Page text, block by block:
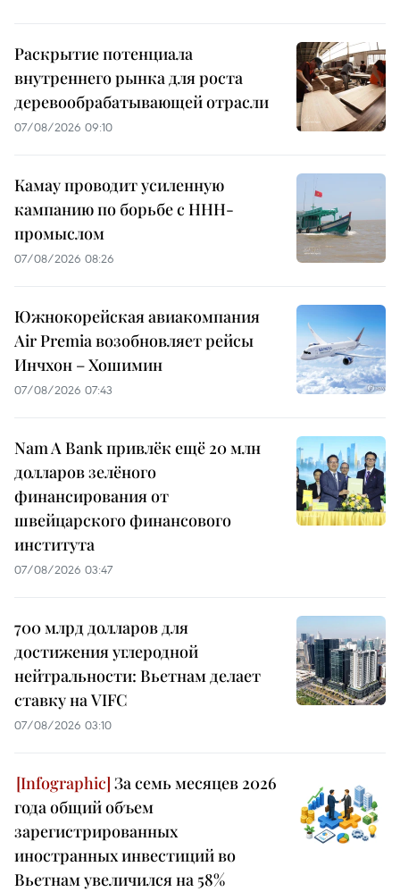
Раскрытие потенциала
внутреннего рынка для роста
деревообрабатывающей отрасли
07/08/2026 09:10
Камау проводит усиленную
кампанию по борьбе с ННН-
промыслом
07/08/2026 08:26
Южнокорейская авиакомпания
Air Premia возобновляет рейсы
Инчхон – Хошимин
07/08/2026 07:43
Nam A Bank привлёк ещё 20 млн
долларов зелёного
финансирования от
швейцарского финансового
института
07/08/2026 03:47
700 млрд долларов для
достижения углеродной
нейтральности: Вьетнам делает
ставку на VIFC
07/08/2026 03:10
За семь месяцев 2026
года общий объем
зарегистрированных
иностранных инвестиций во
Вьетнам увеличился на 58%